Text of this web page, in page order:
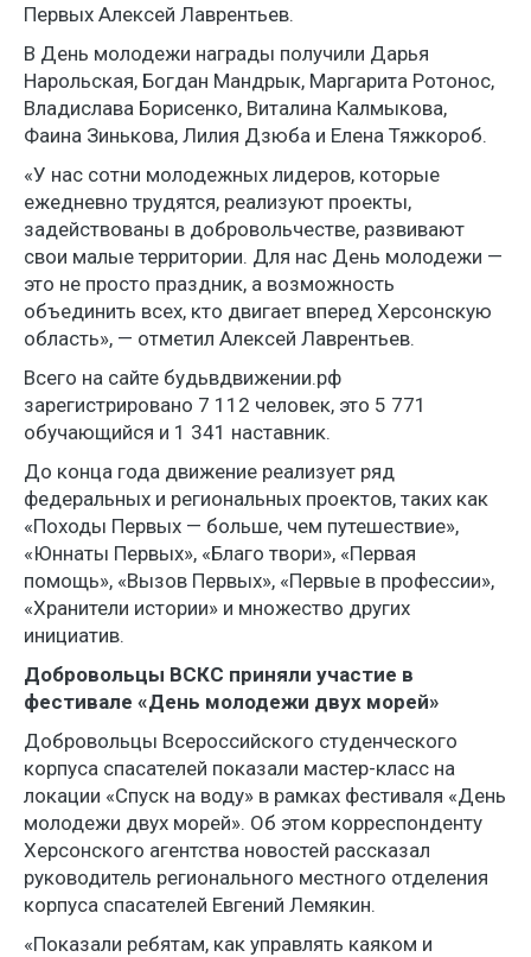
Первых Алексей Лаврентьев.
В День молодежи награды получили Дарья
Нарольская, Богдан Мандрык, Маргарита Ротонос,
Владислава Борисенко, Виталина Калмыкова,
Фаина Зинькова, Лилия Дзюба и Елена Тяжкороб.
«У нас сотни молодежных лидеров, которые
ежедневно трудятся, реализуют проекты,
задействованы в добровольчестве, развивают
свои малые территории. Для нас День молодежи —
это не просто праздник, а возможность
объединить всех, кто двигает вперед Херсонскую
область», — отметил Алексей Лаврентьев.
Всего на сайте будьвдвижении.рф
зарегистрировано 7 112 человек, это 5 771
обучающийся и 1 341 наставник.
До конца года движение реализует ряд
федеральных и региональных проектов, таких как
«Походы Первых — больше, чем путешествие»,
«Юннаты Первых», «Благо твори», «Первая
помощь», «Вызов Первых», «Первые в профессии»,
«Хранители истории» и множество других
инициатив.
Добровольцы ВСКС приняли участие в
фестивале «День молодежи двух морей»
Добровольцы Всероссийского студенческого
корпуса спасателей показали мастер-класс на
локации «Спуск на воду» в рамках фестиваля «День
молодежи двух морей». Об этом корреспонденту
Херсонского агентства новостей рассказал
руководитель регионального местного отделения
корпуса спасателей Евгений Лемякин.
«Показали ребятам, как управлять каяком и